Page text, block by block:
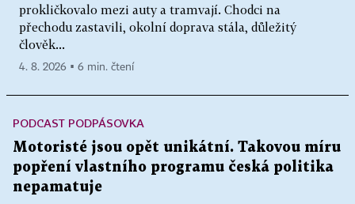
prokličkovalo mezi auty a tramvají. Chodci na
přechodu zastavili, okolní doprava stála, důležitý
člověk...
4. 8. 2026 ▪ 6 min. čtení
PODCAST PODPÁSOVKA
Motoristé jsou opět unikátní. Takovou míru
popření vlastního programu česká politika
nepamatuje